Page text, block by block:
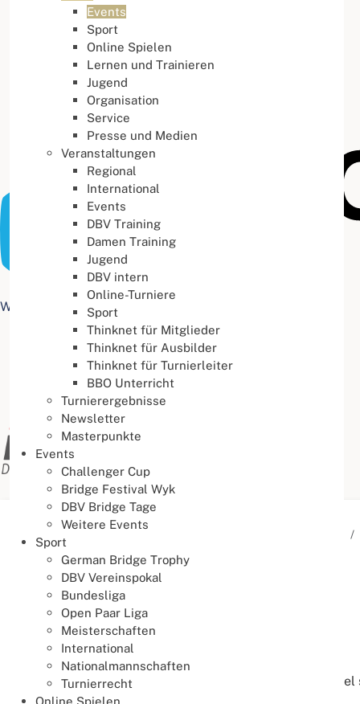
Buchstabenabstand
Web Accessibility plugin
Events
Sport
Online Spielen
Lernen und Trainieren
Jugend
Organisation
Service
Presse und Medien
Veranstaltungen
Regional
International
Events
DBV Training
Damen Training
Jugend
DBV intern
Online-Turniere
Sport
Thinknet für Mitglieder
Thinknet für Ausbilder
Thinknet für Turnierleiter
BBO Unterricht
Turnierergebnisse
Newsletter
Masterpunkte
Events
Challenger Cup
Bridge Festival Wyk
DBV Bridge Tage
Weitere Events
Sport
German Bridge Trophy
DBV Vereinspokal
Bundesliga
Open Paar Liga
Meisterschaften
International
Nationalmannschaften
Turnierrecht
Online Spielen
Aktuelle Seite: Startseite
Events
15. Challenger Cup 2025
23. September 2025
Challenger Cup
Das Finale fand am 13./14. September 2025 in Kassel